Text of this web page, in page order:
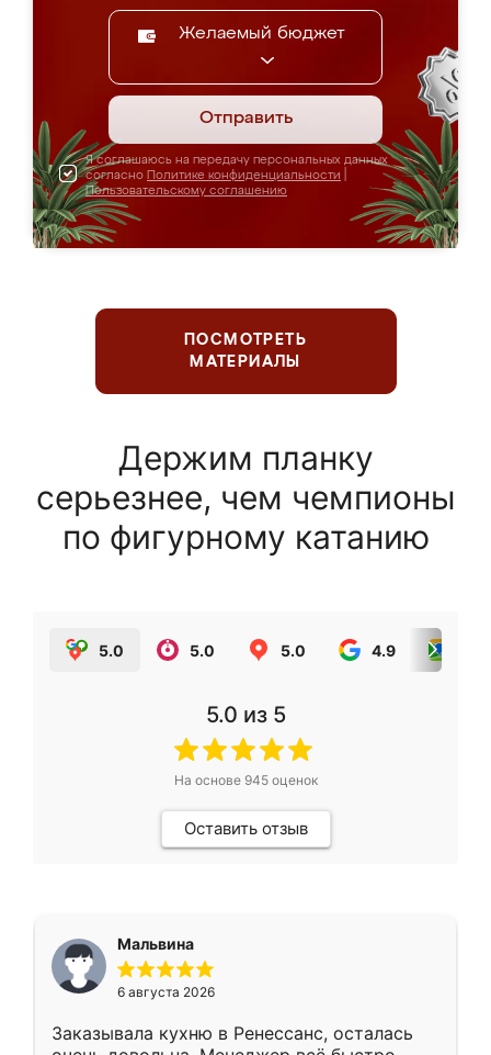
Желаемый бюджет
Отправить
Я соглашаюсь на передачу персональных данных
согласно Политике конфиденциальности
Пользовательскому соглашению
ПОСМОТРЕТЬ
МАТЕРИАЛЫ
Держим планку
серьезнее, чем чемпионы
по фигурному катанию
5.0 5.0 5.0 4.9
5.0 из 5
На основе 945оценок
Оставить отзыв
Мальвина
6 августа 2026
Заказывала кухню в Ренессанс, осталась